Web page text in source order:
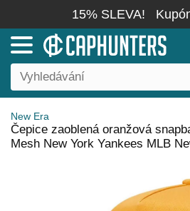
15% SLEVA!
New Era
Čepice zaoblená oranžová
Mesh New York Yankees MLB